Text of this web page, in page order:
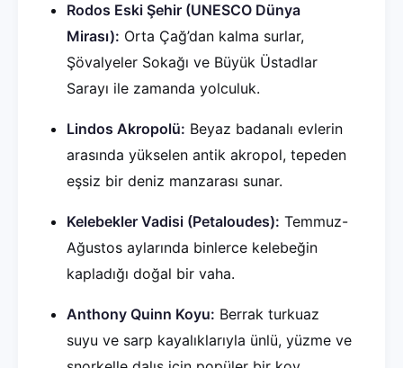
Rodos Eski Şehir (UNESCO Dünya
Mirası): Orta Çağ’dan kalma surlar,
Şövalyeler Sokağı ve Büyük Üstadlar
Sarayı ile zamanda yolculuk.
Lindos Akropolü: Beyaz badanalı evlerin
arasında yükselen antik akropol, tepeden
eşsiz bir deniz manzarası sunar.
Kelebekler Vadisi (Petaloudes): Temmuz-
Ağustos aylarında binlerce kelebeğin
kapladığı doğal bir vaha.
Anthony Quinn Koyu: Berrak turkuaz
suyu ve sarp kayalıklarıyla ünlü, yüzme ve